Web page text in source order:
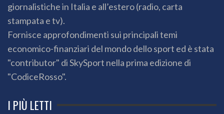
giornalistiche in Italia e all’estero (radio, carta
stampata e tv).
Fornisce approfondimenti sui principali temi
economico-finanziari del mondo dello sport ed è stata
"contributor" di SkySport nella prima edizione di
"CodiceRosso".
I PIÙ LETTI